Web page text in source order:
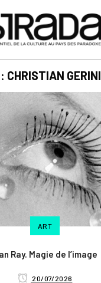
CHRISTIAN GERINI
ART
Ray. Magie de l’image
20/07/2026